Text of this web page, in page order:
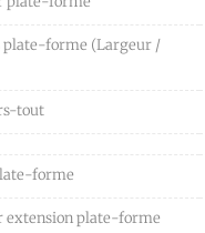
plate-forme (Largeur /
tout
forme
extension plate-forme